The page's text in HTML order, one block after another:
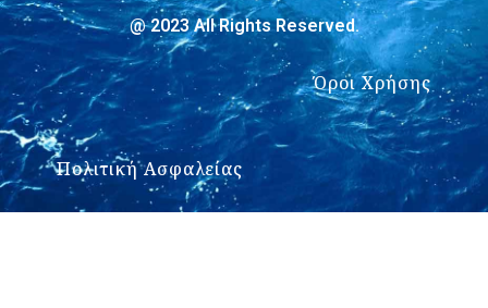
@ 2023 All Rights Reserved.
Όροι Χρήσης
Πολιτική Ασφαλείας